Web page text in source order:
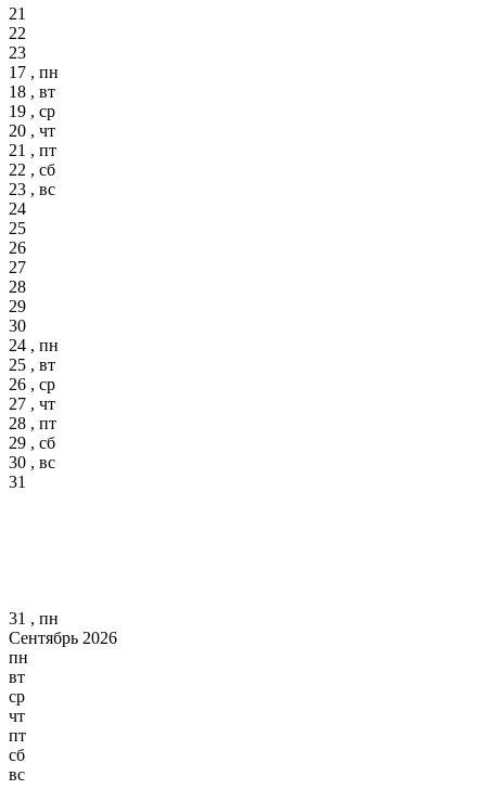
21
22
23
17 , пн
18 , вт
19 , ср
20 , чт
21 , пт
22 , сб
23 , вс
24
25
26
27
28
29
30
24 , пн
25 , вт
26 , ср
27 , чт
28 , пт
29 , сб
30 , вс
31
31 , пн
Сентябрь 2026
пн
вт
ср
чт
пт
сб
вс